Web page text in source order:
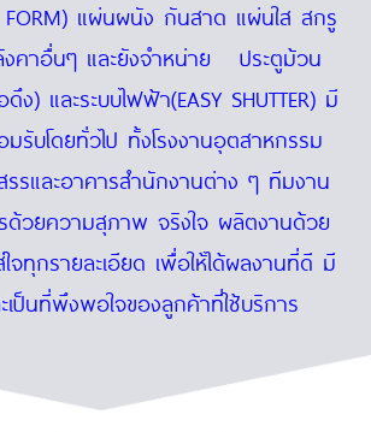
แผ่นผนัง กันสาด แผ่นใส สกรู
คาอื่นๆ และยังจำหน่าย ประตูม้วน
ง) และระบบไฟฟ้า(EASY SHUTTER) มี
รับโดยทั่วไป ทั้งโรงงานอุตสาหกรรม
รและอาคารสำนักงานต่าง ๆ ทีมงาน
รด้วยความสุภาพ จริงใจ ผลิตงานด้วย
จทุกรายละเอียด เพื่อให้ได้ผลงานที่ดี มี
ป็นที่พึงพอใจของลูกค้าที่ใช้บริการ